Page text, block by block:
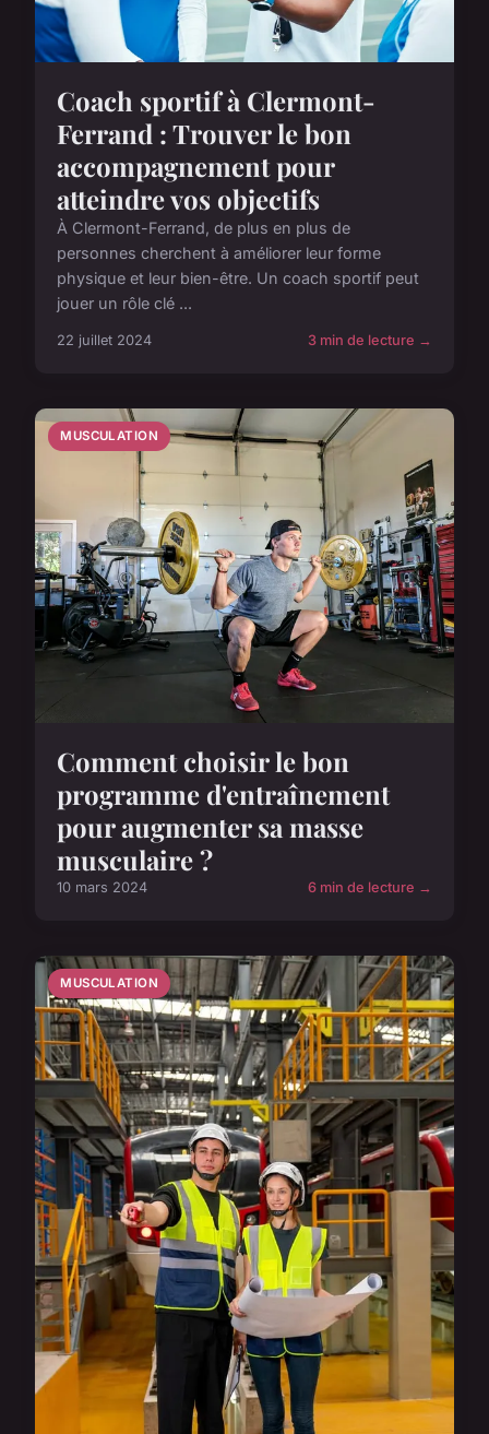
Coach sportif à Clermont-
Ferrand : Trouver le bon
accompagnement pour
atteindre vos objectifs
À Clermont-Ferrand, de plus en plus de
personnes cherchent à améliorer leur forme
physique et leur bien-être. Un coach sportif peut
jouer un rôle clé ...
22 juillet 2024 3 min de lecture →
MUSCULATION
Comment choisir le bon
programme d'entraînement
pour augmenter sa masse
musculaire ?
10 mars 2024 6 min de lecture →
MUSCULATION